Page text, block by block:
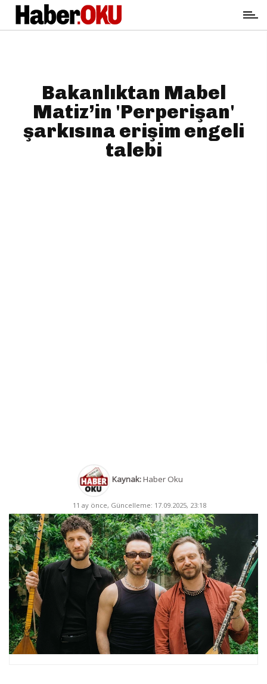
Bakanlıktan Mabel
Matiz’in 'Perperişan'
şarkısına erişim engeli
talebi
Kaynak:Haber Oku
11 ay önce, Güncelleme: 17.09.2025, 23:18